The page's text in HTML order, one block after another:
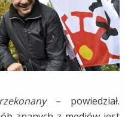
– powiedział.